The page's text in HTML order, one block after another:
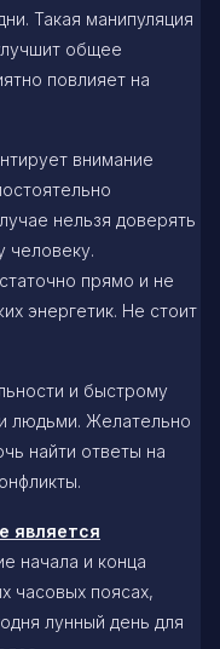
Такая манипуляция
общее
повлияет на
внимание
нельзя доверять
человеку.
прямо и не
энергетик. Не стоит
и быстрому
людьми. Желательно
найти ответы на
является
начала и конца
часовых поясах,
лунный день для